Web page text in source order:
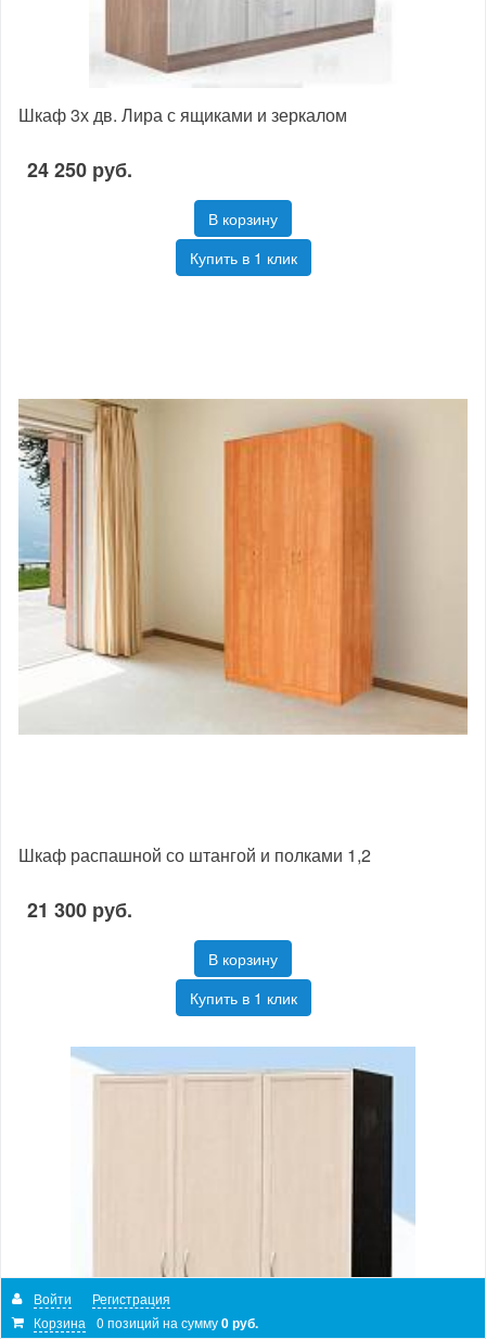
Шкаф 3х дв. Лира с ящиками и зеркалом
24 250 руб.
В корзину
Купить в 1 клик
Шкаф распашной со штангой и полками 1,2
21 300 руб.
В корзину
Купить в 1 клик
Войти
Регистрация
Корзина
0 позиций на сумму0 руб.